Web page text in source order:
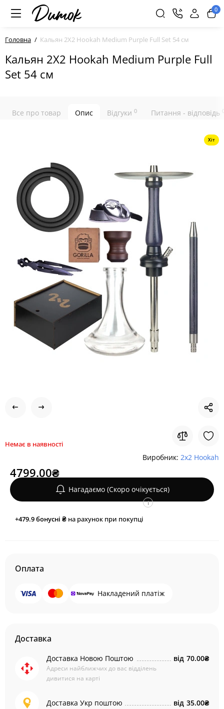
0
Головна Кальян 2X2 Hookah Medium Purple Full Set 54 см
Кальян 2X2 Hookah Medium Purple Full
Set 54 см
Все про товар Опис Відгуки 0 Питання - відповідь
Хіт
Немає в наявності
Виробник: 2x2 Hookah
4799.00₴
Нагадаємо (Скоро очікується)
+479.9бонусні ₴ на рахунок при покупці
i
Оплата
Накладений платіж
Доставка
Доставка Новою Поштою
Адреси найближчих до вас відділень
дивитися на карті
від 70.00₴
Доставка Укр поштою від 35.00₴